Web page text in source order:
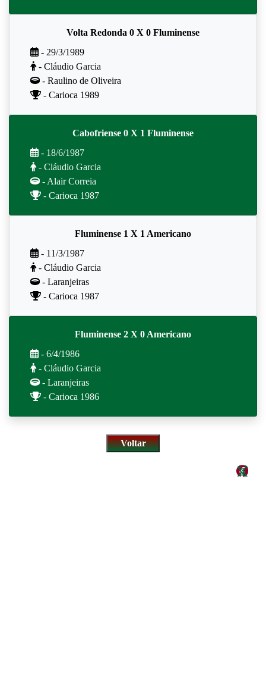
Volta Redonda 0 X 0 Fluminense
- 29/3/1989
- Cláudio Garcia
- Raulino de Oliveira
- Carioca 1989
Cabofriense 0 X 1 Fluminense
- 18/6/1987
- Cláudio Garcia
- Alair Correia
- Carioca 1987
Fluminense 1 X 1 Americano
- 11/3/1987
- Cláudio Garcia
- Laranjeiras
- Carioca 1987
Fluminense 2 X 0 Americano
- 6/4/1986
- Cláudio Garcia
- Laranjeiras
- Carioca 1986